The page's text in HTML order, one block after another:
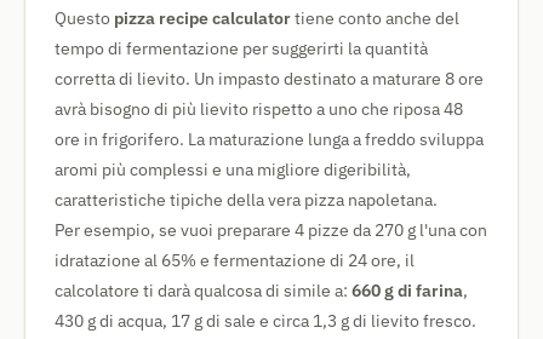
Questo pizza recipe calculatortiene conto anche del
tempo di fermentazione per suggerirti la quantità
corretta di lievito. Un impasto destinato a maturare 8 ore
avrà bisogno di più lievito rispetto a uno che riposa 48
ore in frigorifero. La maturazione lunga a freddo sviluppa
aromi più complessi e una migliore digeribilità,
caratteristiche tipiche della vera pizza napoletana.
Per esempio, se vuoi preparare 4 pizze da 270 g l'una con
idratazione al 65% e fermentazione di 24 ore, il
calcolatore ti darà qualcosa di simile a: 660 g di farina,
430 g di acqua, 17 g di sale e circa 1,3 g di lievito fresco.